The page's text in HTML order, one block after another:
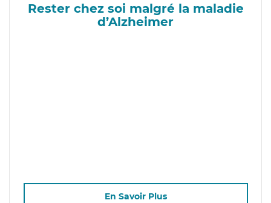
Rester chez soi malgré la maladie
d’Alzheimer
En Savoir Plus